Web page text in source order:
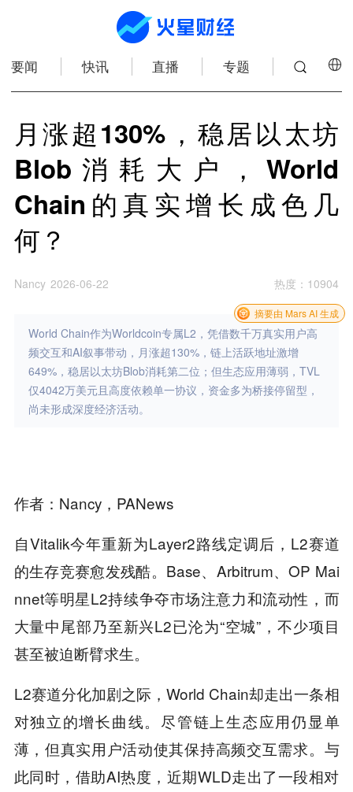
要闻 快讯 直播 专题
月涨超130%，稳居以太坊
Blob消耗大户，World
Chain的真实增长成色几
何？
Nancy 2026-06-22 热度 ： 10904
World Chain作为Worldcoin专属L2，凭借数千万真实用户高
频交互和AI叙事带动，月涨超130%，链上活跃地址激增
649%，稳居以太坊Blob消耗第二位；但生态应用薄弱，TVL
仅4042万美元且高度依赖单一协议，资金多为桥接停留型，
尚未形成深度经济活动。
摘要由 Mars AI 生成
作者：Nancy，PANews
自Vitalik今年重新为Layer2路线定调后，L2赛道
的生存竞赛愈发残酷。Base、Arbitrum、OP Mai
nnet等明星L2持续争夺市场注意力和流动性，而
大量中尾部乃至新兴L2已沦为“空城”，不少项目
甚至被迫断臂求生。
L2赛道分化加剧之际，World Chain却走出一条相
对独立的增长曲线。尽管链上生态应用仍显单
薄，但真实用户活动使其保持高频交互需求。与
此同时，借助AI热度，近期WLD走出了一段相对